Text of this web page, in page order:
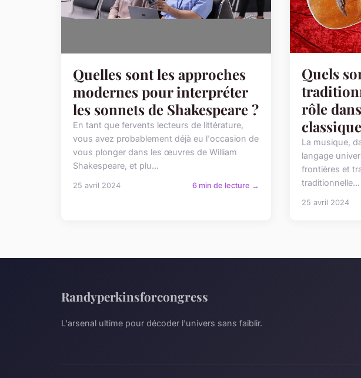
Quelles sont les approches
modernes pour interpréter
les sonnets de Shakespeare ?
En tant que fervents lecteurs de littérature,
vous avez probablement déjà eu l'occasion de
vous plonger dans les œuvres de William
Shakespeare, et plu...
25 avril 2024 6 min de lecture →
Quels
rôle
La musique,
langage
frontières et
traditionnelle...
25 avril 2024
Randyperkinsforcongress
L'arsenal ultime pour décoder l'univers sans faiblir.